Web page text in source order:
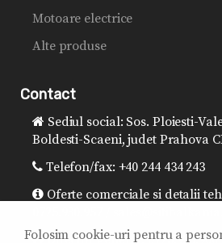
Motoare electrice
Alte produse
Contact
Sediul social: Sos. Ploiesti-
Boldesti-Scaeni, judet Prahova
Telefon/fax: +40 244 434 243
Oferte comerciale si detalii
Director general: 0725.930.906
Folosim cookie-uri pentru a